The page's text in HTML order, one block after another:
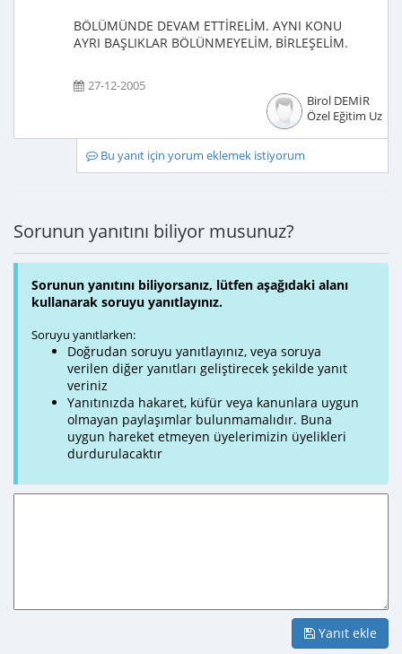
BÖLÜMÜNDE DEVAM ETTİRELİM. AYNI KONU
AYRI BAŞLIKLAR BÖLÜNMEYELİM, BİRLEŞELİM.
27-12-2005
Birol DEMİR
Özel Eğitim
Bu yanıt için yorum eklemek istiyorum
Sorunun yanıtını biliyor musunuz?
Sorunun yanıtını biliyorsanız, lütfen aşağıdaki alanı
kullanarak soruyu yanıtlayınız.
Soruyu yanıtlarken:
Doğrudan soruyu yanıtlayınız, veya soruya
verilen diğer yanıtları geliştirecek şekilde yanıt
veriniz
Yanıtınızda hakaret, küfür veya kanunlara uygun
olmayan paylaşımlar bulunmamalıdır. Buna
uygun hareket etmeyen üyelerimizin üyelikleri
durdurulacaktır
Yanıt ekle